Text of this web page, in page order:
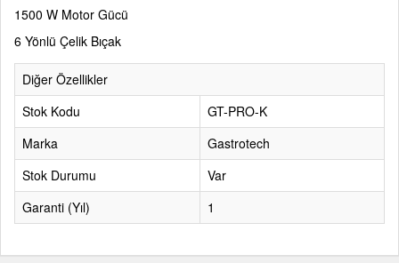
1500 W Motor Gücü
6 Yönlü Çelik Bıçak
Diğer Özellikler
Stok Kodu
GT-PRO-K
Marka
Gastrotech
Stok Durumu
Var
Garanti (Yıl)
1